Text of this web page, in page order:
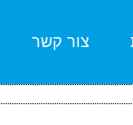
צור קשר